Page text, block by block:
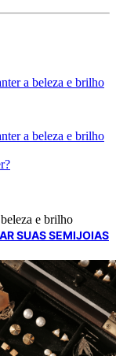
a beleza e brilho
a beleza e brilho
e brilho
SUAS SEMIJOIAS